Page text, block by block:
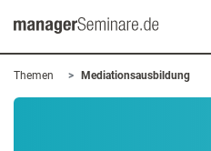
Themen Mediationsausbildung